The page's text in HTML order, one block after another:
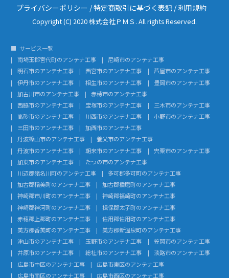
プライバシーポリシー /特定商取引に基づく表記 /利用規約
Copyright (C) 2020 株式会社ＰＭＳ. All rights Reserved.
サービス一覧
南埼玉郡宮代町のアンテナ工事
尼崎市のアンテナ工事
明石市のアンテナ工事
西宮市のアンテナ工事
芦屋市のアンテナ工事
伊丹市のアンテナ工事
相生市のアンテナ工事
豊岡市のアンテナ工事
加古川市のアンテナ工事
赤穂市のアンテナ工事
西脇市のアンテナ工事
宝塚市のアンテナ工事
三木市のアンテナ工事
高砂市のアンテナ工事
川西市のアンテナ工事
小野市のアンテナ工事
三田市のアンテナ工事
加西市のアンテナ工事
丹波篠山市のアンテナ工事
養父市のアンテナ工事
丹波市のアンテナ工事
朝来市のアンテナ工事
宍粟市のアンテナ工事
加東市のアンテナ工事
たつの市のアンテナ工事
川辺郡猪名川町のアンテナ工事
多可郡多可町のアンテナ工事
加古郡稲美町のアンテナ工事
加古郡播磨町のアンテナ工事
神崎郡市川町のアンテナ工事
神崎郡福崎町のアンテナ工事
神崎郡神河町のアンテナ工事
揖保郡太子町のアンテナ工事
赤穂郡上郡町のアンテナ工事
佐用郡佐用町のアンテナ工事
美方郡香美町のアンテナ工事
美方郡新温泉町のアンテナ工事
津山市のアンテナ工事
玉野市のアンテナ工事
笠岡市のアンテナ工事
井原市のアンテナ工事
総社市のアンテナ工事
淡路市のアンテナ工事
広島市中区のアンテナ工事
広島市東区のアンテナ工事
広島市南区のアンテナ工事
広島市西区のアンテナ工事